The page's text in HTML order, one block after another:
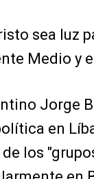
sea luz
Medio y
Jorge
en
los